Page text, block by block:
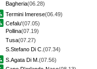
Bagheria(06.28)
Termini Imerese(06.49)
Cefalu'(07.05)
Pollina(07.19)
Tusa(07.27)
S.Stefano Di C. (07.34)
S.Agata Di M. (07.56)